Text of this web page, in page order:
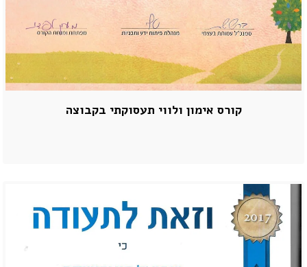
קורס אימון ולווי תעסוקתי בקבוצה